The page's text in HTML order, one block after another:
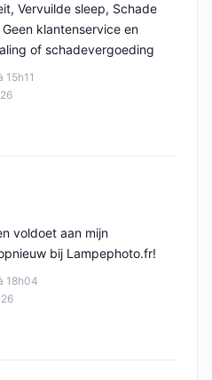
Vervuilde sleep, Schade
klantenservice en
of schadevergoeding
18h04
voldoet aan mijn
bij Lampephoto.fr!